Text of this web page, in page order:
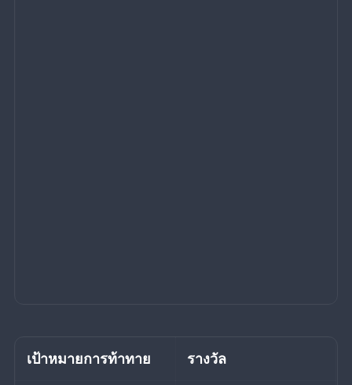
เป้าหมายการท้าทาย รางวัล